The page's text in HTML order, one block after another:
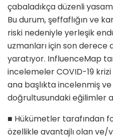
çabaladıkça düzenli
Bu durum, şeffaflığın ve
riski nedeniyle yerleşik
uzmanları için son derece
yaratıyor. InfluenceMap
incelemeler COVID-19
ana başlıkta incelenmiş
doğrultusundaki eğilimler
■ Hükümetler tarafından
özellikle avantajlı olan ve/